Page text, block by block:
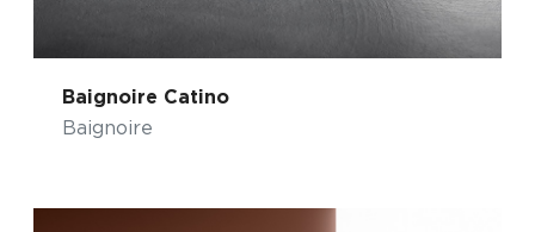
Baignoire Catino
Baignoire